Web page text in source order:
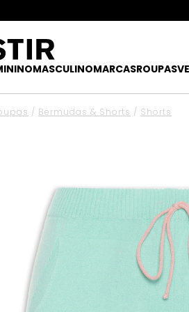
MASCULINOMARCASROUPAS
/ Bermudas & Shorts / Shorts